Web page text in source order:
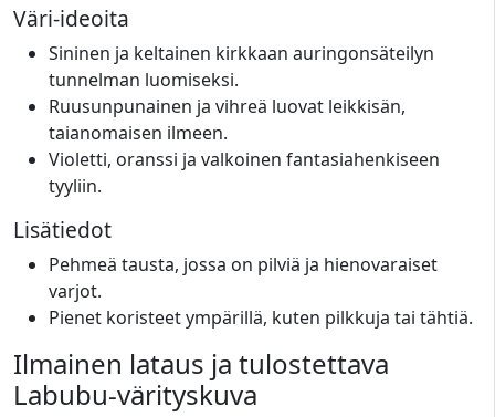
Väri-ideoita
Sininen ja keltainen kirkkaan auringonsäteilyn
tunnelman luomiseksi.
Ruusunpunainen ja vihreä luovat leikkisän,
taianomaisen ilmeen.
Violetti, oranssi ja valkoinen fantasiahenkiseen
tyyliin.
Lisätiedot
Pehmeä tausta, jossa on pilviä ja hienovaraiset
varjot.
Pienet koristeet ympärillä, kuten pilkkuja tai tähtiä.
Ilmainen lataus ja tulostettava
Labubu-värityskuva